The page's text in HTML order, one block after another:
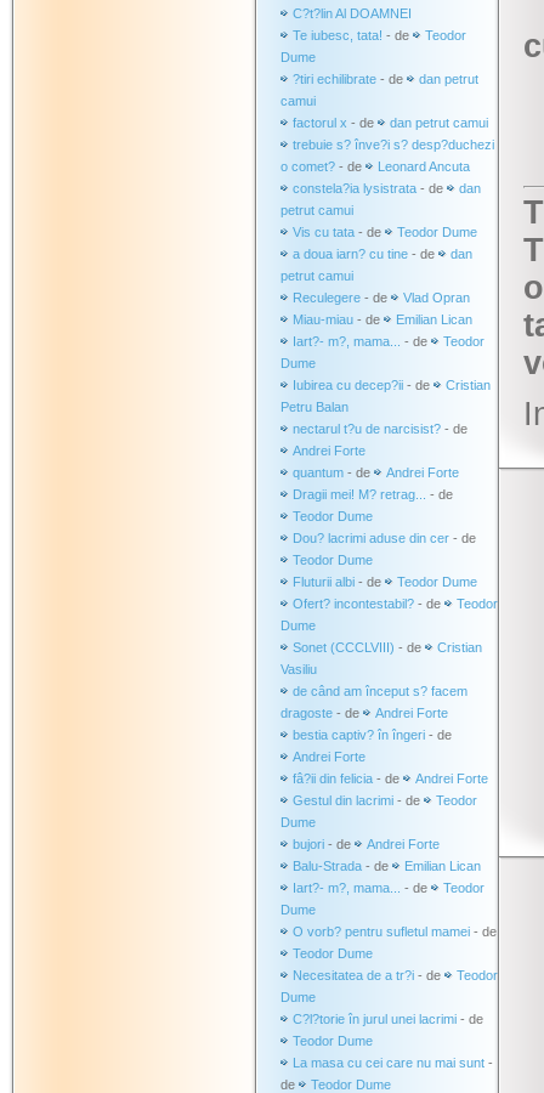
C?t?lin Al DOAMNEI
Te iubesc, tata! - de
Teodor
Dume
?tiri echilibrate - de
dan petrut
camui
factorul x - de
dan petrut camui
trebuie s? înve?i s? desp?duchezi
o comet? - de
Leonard Ancuta
constela?ia lysistrata - de
dan
petrut camui
Vis cu tata - de
Teodor Dume
a doua iarn? cu tine - de
dan
petrut camui
Reculegere - de
Vlad Opran
Miau-miau - de
Emilian Lican
Iart?- m?, mama...
- de
Teodor
Dume
Iubirea cu decep?ii - de
Cristian
Petru Balan
nectarul t?u de narcisist? - de
Andrei Forte
quantum - de
Andrei Forte
Dragii mei! M? retrag...
- de
Teodor Dume
Dou? lacrimi aduse din cer - de
Teodor Dume
Fluturii albi - de
Teodor Dume
Ofert? incontestabil? - de
Teodor
Dume
Sonet (CCCLVIII) - de
Cristian
Vasiliu
de când am început s? facem
dragoste - de
Andrei Forte
bestia captiv? în îngeri - de
Andrei Forte
fâ?ii din felicia - de
Andrei Forte
Gestul din lacrimi - de
Teodor
Dume
bujori - de
Andrei Forte
Balu-Strada - de
Emilian Lican
Iart?- m?, mama...
- de
Teodor
Dume
O vorb? pentru sufletul mamei - de
Teodor Dume
Necesitatea de a tr?i - de
Teodor
Dume
C?l?torie în jurul unei lacrimi - de
Teodor Dume
La masa cu cei care nu mai sunt -
de
Teodor Dume